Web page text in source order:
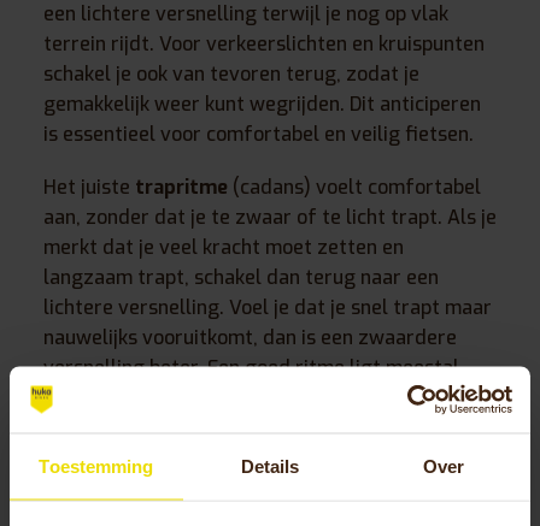
Toestemming Details Over
een lichtere versnelling terwijl je nog op vlak
terrein rijdt. Voor verkeerslichten en kruispunten
schakel je ook van tevoren terug, zodat je
gemakkelijk weer kunt wegrijden. Dit anticiperen
is essentieel voor comfortabel en veilig fietsen.
Het juiste trapritme (cadans) voelt comfortabel
aan, zonder dat je te zwaar of te licht trapt. Als je
merkt dat je veel kracht moet zetten en
langzaam trapt, schakel dan terug naar een
lichtere versnelling. Voel je dat je snel trapt maar
nauwelijks vooruitkomt, dan is een zwaardere
versnelling beter. Een goed ritme ligt meestal
tussen de 60 en 80 omwentelingen per minuut.
aanpassingen. Bij tegenwind of regen schakel je